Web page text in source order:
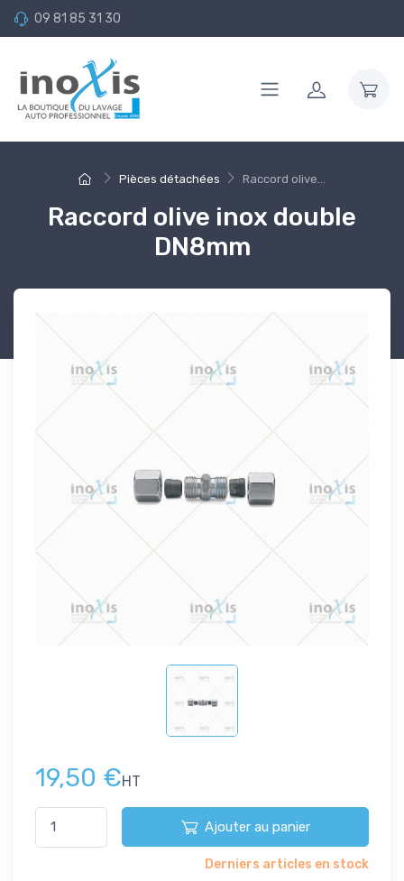
09 81 85 31 30
Pièces détachées Raccord olive...
Raccord olive inox double
DN8mm
19,50 €HT
Ajouter au panier
Derniers articles en stock